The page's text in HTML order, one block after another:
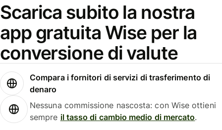
Scarica subito la nostra
app gratuita Wise per la
conversione di valute
Compara i fornitori di servizi di trasferimento di
denaro
Nessuna commissione nascosta: con Wise ottieni
sempre il tasso di cambio medio di mercato.